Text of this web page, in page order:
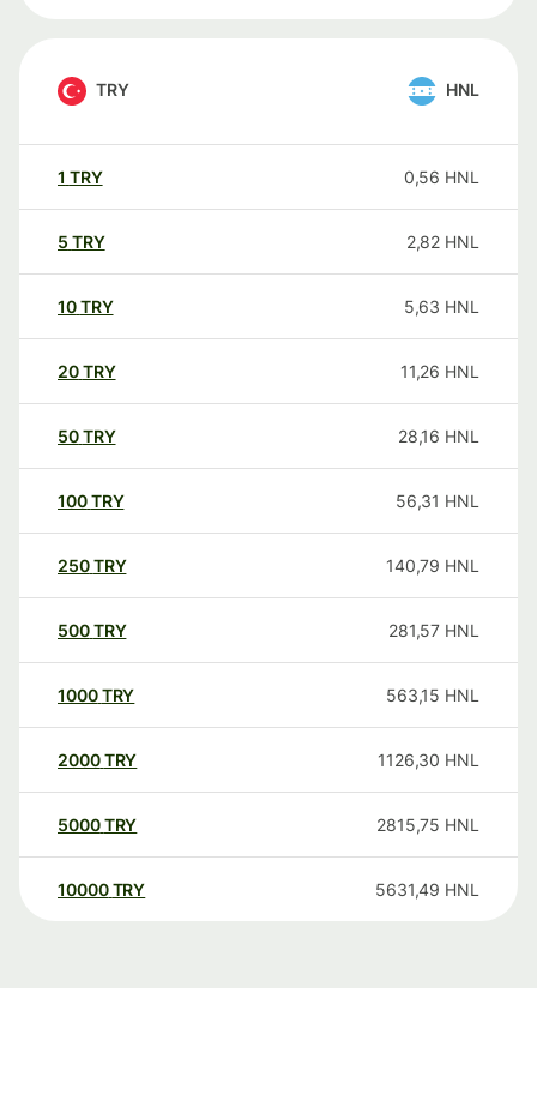
TRY HNL
1 TRY 0,56 HNL
5 TRY 2,82 HNL
10TRY 5,63 HNL
20TRY 11,26 HNL
50TRY 28,16 HNL
100TRY 56,31 HNL
250TRY 140,79 HNL
500TRY 281,57 HNL
1000TRY 563,15 HNL
2000TRY 1126,30 HNL
5000TRY 2815,75 HNL
10000 TRY 5631,49 HNL